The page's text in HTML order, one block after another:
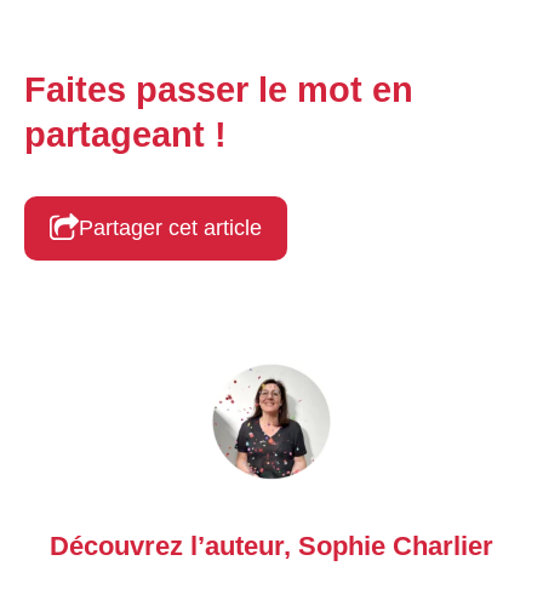
Faites passer le mot en
partageant !
Partager cet article
Découvrez l’auteur, Sophie Charlier